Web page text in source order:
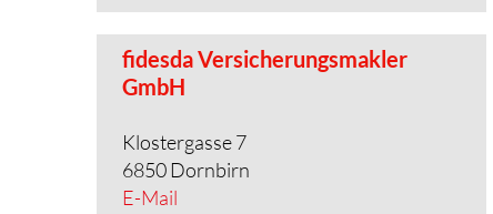
fidesda Versicherungsmakler
GmbH
Klostergasse 7
6850 Dornbirn
E-Mail